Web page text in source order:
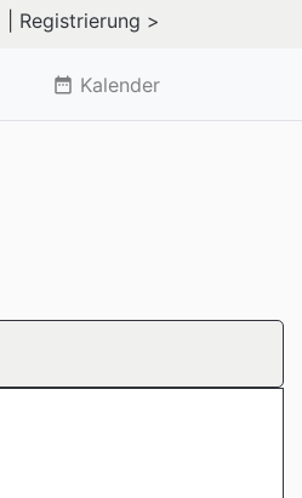
| Registrierung >
date_range Kalender